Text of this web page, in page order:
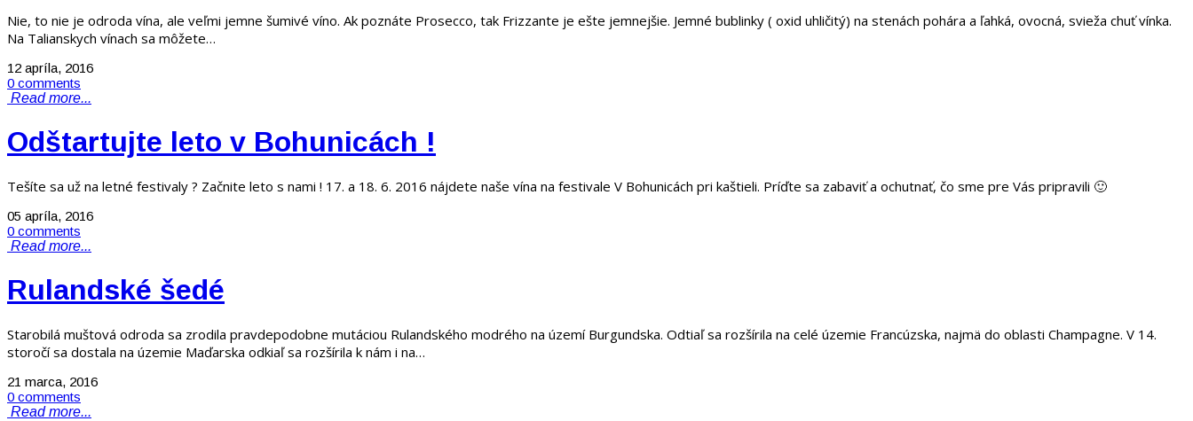
Nie, to nie je odroda vína, ale veľmi jemne šumivé víno. Ak poznáte Prosecco, tak Frizzante je ešte jemnejšie. Jemné bublinky ( oxid uhličitý) na stenách pohára a ľahká, ovocná, svieža chuť vínka.
Na Talianskych vínach sa môžete…
12 apríla, 2016
0 comments
Read more...
Odštartujte leto v Bohunicách !
Tešíte sa už na letné festivaly ? Začnite leto s nami ! 17. a 18. 6. 2016 nájdete naše vína na festivale V Bohunicách pri kaštieli. Príďte sa zabaviť a ochutnať, čo sme pre Vás pripravili 🙂
05 apríla, 2016
0 comments
Read more...
Rulandské šedé
Starobilá muštová odroda sa zrodila pravdepodobne mutáciou Rulandského modrého na území Burgundska. Odtiaľ sa rozšírila na celé územie Francúzska, najmä do oblasti Champagne. V 14.
storočí sa dostala na územie Maďarska odkiaľ sa rozšírila k nám i na…
21 marca, 2016
0 comments
Read more...